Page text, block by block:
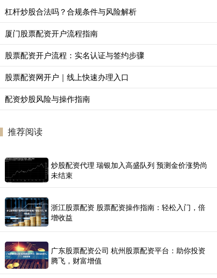
杠杆炒股合法吗？合规条件与风险解析
厦门股票配资开户流程指南
股票配资开户流程：实名认证与签约步骤
股票配资网开户｜线上快速办理入口
配资炒股风险与操作指南
推荐阅读
炒股配资代理 瑞银加入高盛队列 预测金价涨势尚
未结束
浙江股票配资 股票配资操作指南：轻松入门，倍
增收益
广东股票配资公司 杭州股票配资平台：助你投资
腾飞，财富增值